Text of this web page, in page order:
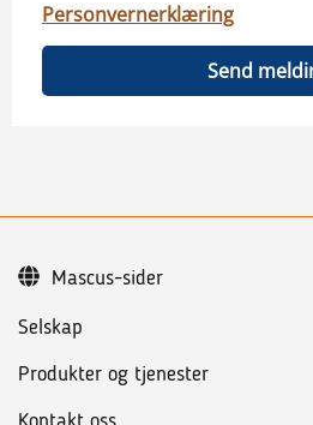
Personvernerklæring
Send
Selskap
Produkter og tjenester
Mascus-sider